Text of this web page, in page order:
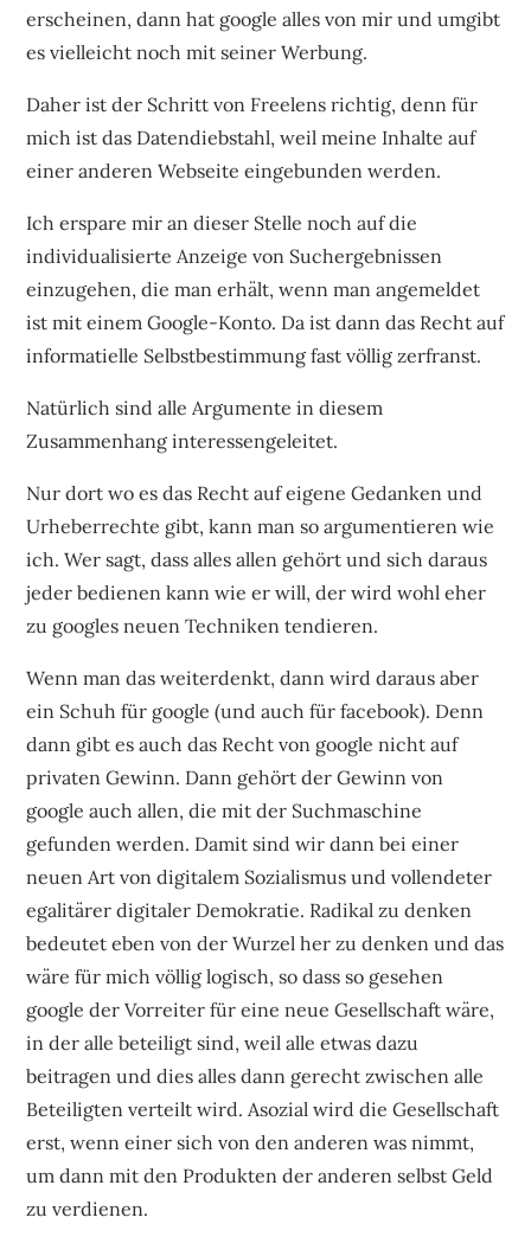
erscheinen, dann hat google alles von mir und umgibt
es vielleicht noch mit seiner Werbung.
Daher ist der Schritt von Freelens richtig, denn für
mich ist das Datendiebstahl, weil meine Inhalte auf
einer anderen Webseite eingebunden werden.
Ich erspare mir an dieser Stelle noch auf die
individualisierte Anzeige von Suchergebnissen
einzugehen, die man erhält, wenn man angemeldet
ist mit einem Google-Konto. Da ist dann das Recht auf
informatielle Selbstbestimmung fast völlig zerfranst.
Natürlich sind alle Argumente in diesem
Zusammenhang interessengeleitet.
Nur dort wo es das Recht auf eigene Gedanken und
Urheberrechte gibt, kann man so argumentieren wie
ich. Wer sagt, dass alles allen gehört und sich daraus
jeder bedienen kann wie er will, der wird wohl eher
zu googles neuen Techniken tendieren.
Wenn man das weiterdenkt, dann wird daraus aber
ein Schuh für google (und auch für facebook). Denn
dann gibt es auch das Recht von google nicht auf
privaten Gewinn. Dann gehört der Gewinn von
google auch allen, die mit der Suchmaschine
gefunden werden. Damit sind wir dann bei einer
neuen Art von digitalem Sozialismus und vollendeter
egalitärer digitaler Demokratie. Radikal zu denken
bedeutet eben von der Wurzel her zu denken und das
wäre für mich völlig logisch, so dass so gesehen
google der Vorreiter für eine neue Gesellschaft wäre,
in der alle beteiligt sind, weil alle etwas dazu
beitragen und dies alles dann gerecht zwischen alle
Beteiligten verteilt wird. Asozial wird die Gesellschaft
erst, wenn einer sich von den anderen was nimmt,
um dann mit den Produkten der anderen selbst Geld
zu verdienen.